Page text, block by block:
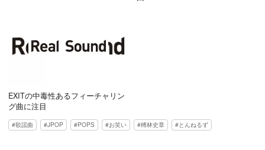
EXITの中毒性あるフィーチャリン
グ曲に注目
歌謡曲 JPOP POPS お笑い 榑林史章 とんねるず